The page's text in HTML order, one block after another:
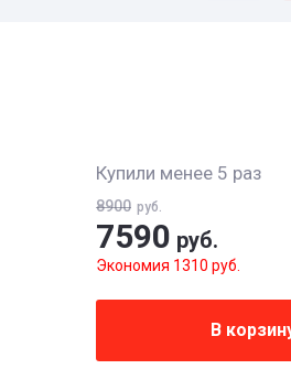
Купили менее 5 раз
8900 руб.
7590 руб.
Экономия 1310 руб.
В